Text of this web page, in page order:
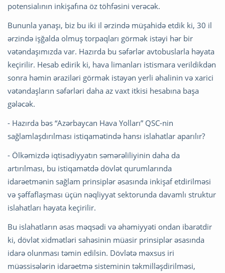
potensialının inkişafına öz töhfəsini verəcək.
Bununla yanaşı, biz bu iki il ərzində müşahidə etdik ki, 30 il
ərzində işğalda olmuş torpaqları görmək istəyi hər bir
vətəndaşımızda var. Hazırda bu səfərlər avtobuslarla həyata
keçirilir. Hesab edirik ki, hava limanları istismara verildikdən
sonra həmin əraziləri görmək istəyən yerli əhalinin və xarici
vətəndaşların səfərləri daha az vaxt itkisi hesabına başa
gələcək.
- Hazırda bəs “Azərbaycan Hava Yolları” QSC-nin
sağlamlaşdırılması istiqamətində hansı islahatlar aparılır?
- Ölkəmizdə iqtisadiyyatın səmərəliliyinin daha da
artırılması, bu istiqamətdə dövlət qurumlarında
idarəetmənin sağlam prinsiplər əsasında inkişaf etdirilməsi
və şəffaflaşması üçün nəqliyyat sektorunda davamlı struktur
islahatları həyata keçirilir.
Bu islahatların əsas məqsədi və əhəmiyyəti ondan ibarətdir
ki, dövlət xidmətləri sahəsinin müasir prinsiplər əsasında
idarə olunması təmin edilsin. Dövlətə məxsus iri
müəssisələrin idarəetmə sisteminin təkmilləşdirilməsi,